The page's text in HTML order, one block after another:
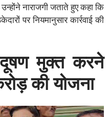
उन्होंने नाराजगी जताते हुए कहा कि
पर नियमानुसार कार्रवाई की
मुक्त करने
की योजना